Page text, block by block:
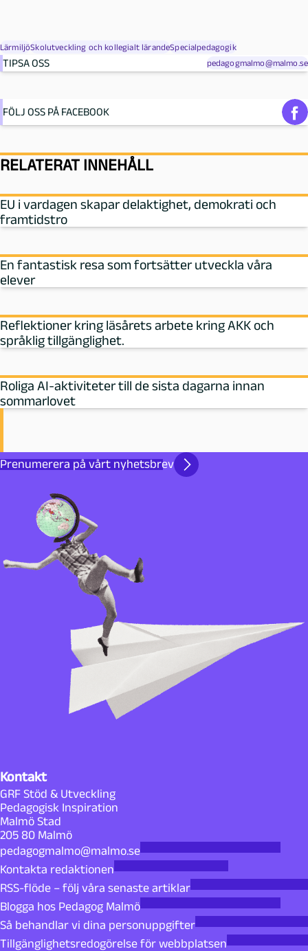
LärmiljöSkolutveckling och kollegialt lärandeSpecialpedagogik
TIPSA OSS pedagogmalmo@malmo.se
FÖLJ OSS PÅ FACEBOOK
RELATERAT INNEHÅLL
EU i vardagen skapar delaktighet, demokrati och
framtidstro
En fantastisk resa som fortsätter utveckla våra
elever
Reflektioner kring läsårets arbete kring AKK och
språklig tillgänglighet.
Roliga AI-aktiviteter till de sista dagarna innan
sommarlovet
Prenumerera på vårt nyhetsbrev
Kontakt
GRF Stöd & Utveckling
Pedagogisk Inspiration
Malmö Stad
205 80 Malmö
pedagogmalmo@malmo.se
Kontakta redaktionen
RSS-flöde – följ våra senaste artiklar
Blogga hos Pedagog Malmö
Så behandlar vi dina personuppgifter
Tillgänglighetsredogörelse för webbplatsen